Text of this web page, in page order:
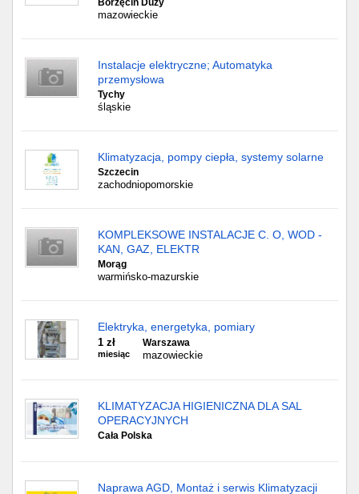
Borzęcin Duży
mazowieckie
Instalacje elektryczne; Automatyka
przemysłowa
Tychy
śląskie
Klimatyzacja, pompy ciepła, systemy solarne
Szczecin
zachodniopomorskie
KOMPLEKSOWE INSTALACJE C. O, WOD -
KAN, GAZ, ELEKTR
Morąg
warmińsko-mazurskie
Elektryka, energetyka, pomiary
1 zł
miesiąc
Warszawa
mazowieckie
KLIMATYZACJA HIGIENICZNA DLA SAL
OPERACYJNYCH
Cała Polska
Naprawa AGD, Montaż i serwis Klimatyzacji